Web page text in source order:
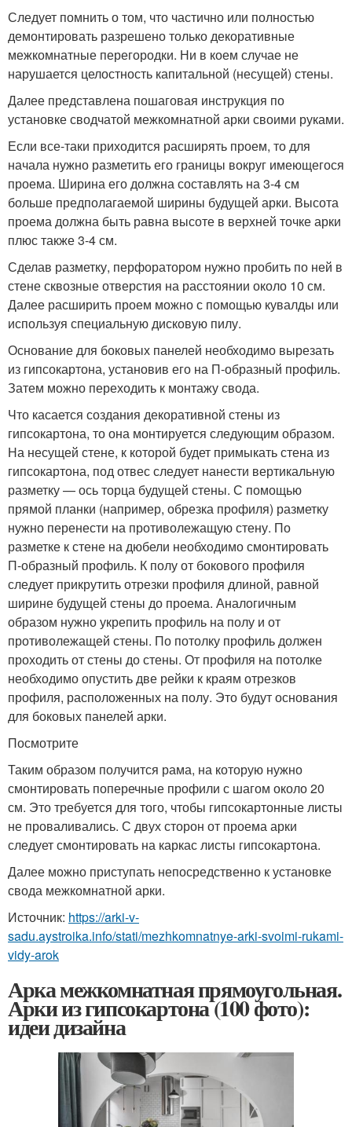
Следует помнить о том, что частично или полностью
демонтировать разрешено только декоративные
межкомнатные перегородки. Ни в коем случае не
нарушается целостность капитальной (несущей) стены.
Далее представлена пошаговая инструкция по
установке сводчатой межкомнатной арки своими руками.
Если все-таки приходится расширять проем, то для
начала нужно разметить его границы вокруг имеющегося
проема. Ширина его должна составлять на 3-4 см
больше предполагаемой ширины будущей арки. Высота
проема должна быть равна высоте в верхней точке арки
плюс также 3-4 см.
Сделав разметку, перфоратором нужно пробить по ней в
стене сквозные отверстия на расстоянии около 10 см.
Далее расширить проем можно с помощью кувалды или
используя специальную дисковую пилу.
Основание для боковых панелей необходимо вырезать
из гипсокартона, установив его на П-образный профиль.
Затем можно переходить к монтажу свода.
Что касается создания декоративной стены из
гипсокартона, то она монтируется следующим образом.
На несущей стене, к которой будет примыкать стена из
гипсокартона, под отвес следует нанести вертикальную
разметку — ось торца будущей стены. С помощью
прямой планки (например, обрезка профиля) разметку
нужно перенести на противолежащую стену. По
разметке к стене на дюбели необходимо смонтировать
П-образный профиль. К полу от бокового профиля
следует прикрутить отрезки профиля длиной, равной
ширине будущей стены до проема. Аналогичным
образом нужно укрепить профиль на полу и от
противолежащей стены. По потолку профиль должен
проходить от стены до стены. От профиля на потолке
необходимо опустить две рейки к краям отрезков
профиля, расположенных на полу. Это будут основания
для боковых панелей арки.
Посмотрите
Таким образом получится рама, на которую нужно
смонтировать поперечные профили с шагом около 20
см. Это требуется для того, чтобы гипсокартонные листы
не проваливались. С двух сторон от проема арки
следует смонтировать на каркас листы гипсокартона.
Далее можно приступать непосредственно к установке
свода межкомнатной арки.
Источник: https://arki-v-
sadu.aystroika.info/stati/mezhkomnatnye-arki-svoimi-rukami-
vidy-arok
Арка межкомнатная прямоугольная.
Арки из гипсокартона (100 фото):
идеи дизайна